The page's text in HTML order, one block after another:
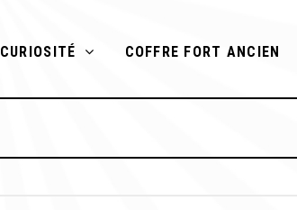
CURIOSITÉ COFFRE FORT ANCIEN